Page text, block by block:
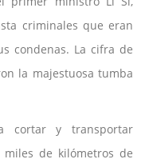
criminales que eran
condenas. La cifra de
la majestuosa tumba
cortar y transportar
miles de kilómetros de